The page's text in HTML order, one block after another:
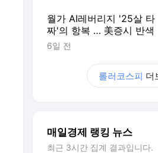
월가 AI레버리지 '25살 타
짜'의 항복 … 美증시 반색
6일 전
롤러코스피 더
매일경제 랭킹 뉴스
최근 3시간 집계 결과입니다.